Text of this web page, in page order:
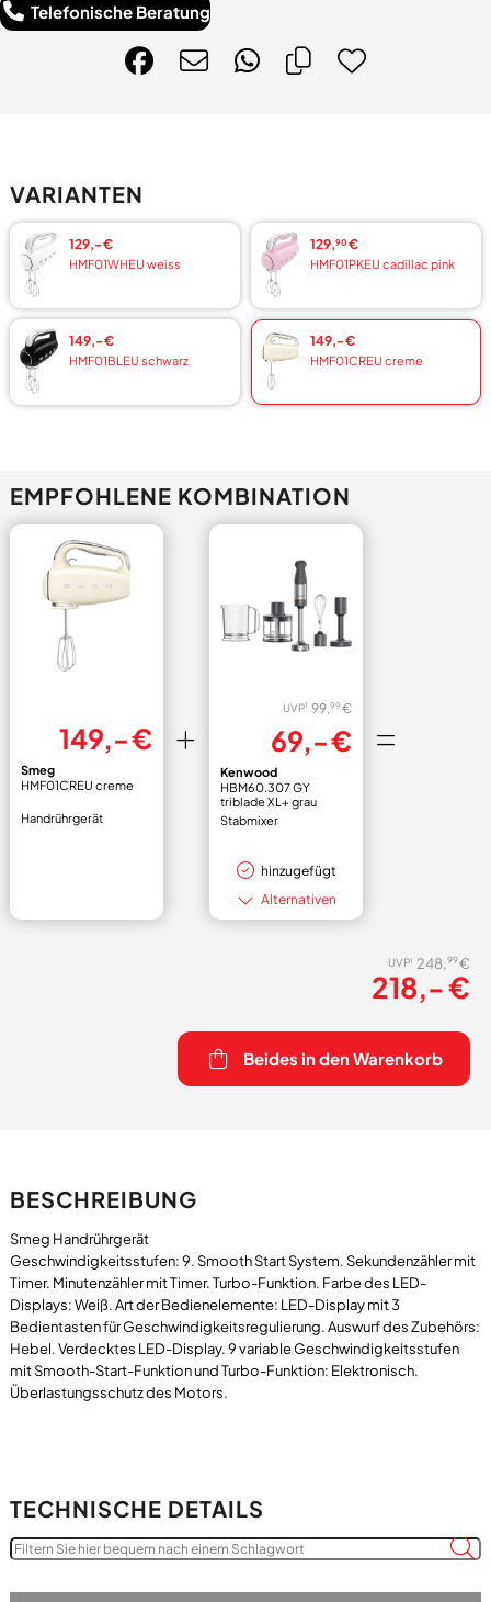
Telefonische Beratung
VARIANTEN
129,- €
HMF01WHEU weiss
129,90 €
HMF01PKEU cadillac pink
149,- €
HMF01BLEU schwarz
149,- €
HMF01CREU creme
EMPFOHLENE KOMBINATION
149,- €
Smeg
HMF01CREU creme
Handrührgerät
UVP1 99,99 €
69,- €
Kenwood
HBM60.307 GY
triblade XL+ grau
Stabmixer
Alternativen
hinzugefügt
UVP1 248,99€
218,- €
Beides in den Warenkorb
BESCHREIBUNG
Smeg Handrührgerät
Geschwindigkeitsstufen: 9. Smooth Start System. Sekundenzähler mit
Timer. Minutenzähler mit Timer. Turbo-Funktion. Farbe des LED-
Displays: Weiß. Art der Bedienelemente: LED-Display mit 3
Bedientasten für Geschwindigkeitsregulierung. Auswurf des Zubehörs:
Hebel. Verdecktes LED-Display. 9 variable Geschwindigkeitsstufen
mit Smooth-Start-Funktion und Turbo-Funktion: Elektronisch.
TECHNISCHE DETAILS